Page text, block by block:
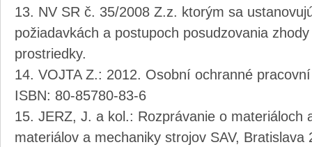
NV SR č. 35/2008 Z.z. ktorým sa
požiadavkách a postupoch posudzovania
prostriedky.
VOJTA Z.: 2012. Osobní ochranné
ISBN: 80-85780-83-6
JERZ, J. a kol.: Rozprávanie o materiáloch
materiálov a mechaniky strojov SAV,